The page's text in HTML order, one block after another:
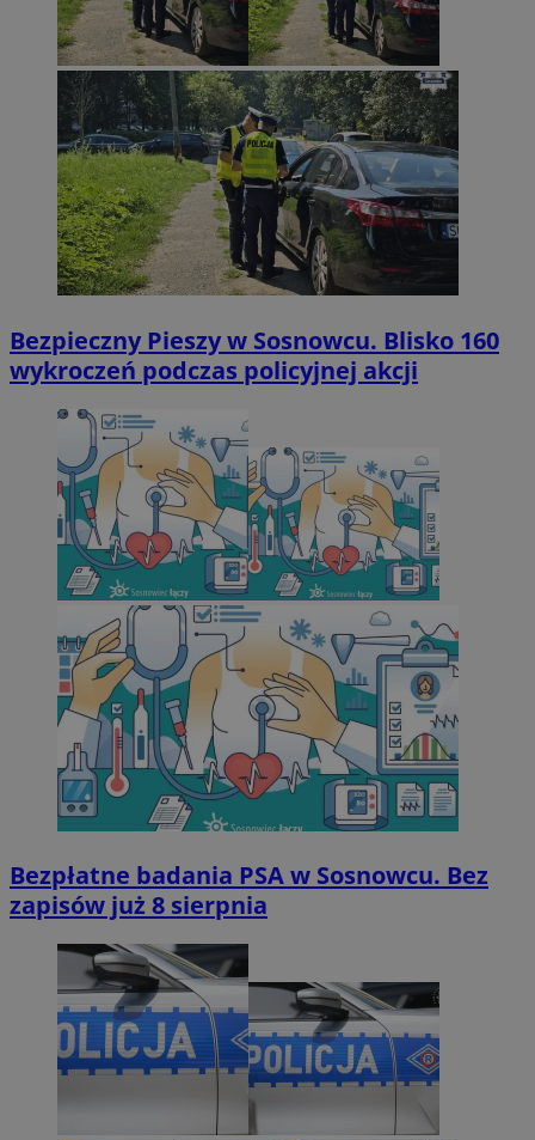
Bezpieczny Pieszy w Sosnowcu. Blisko 160
wykroczeń podczas policyjnej akcji
Bezpłatne badania PSA w Sosnowcu. Bez
zapisów już 8 sierpnia